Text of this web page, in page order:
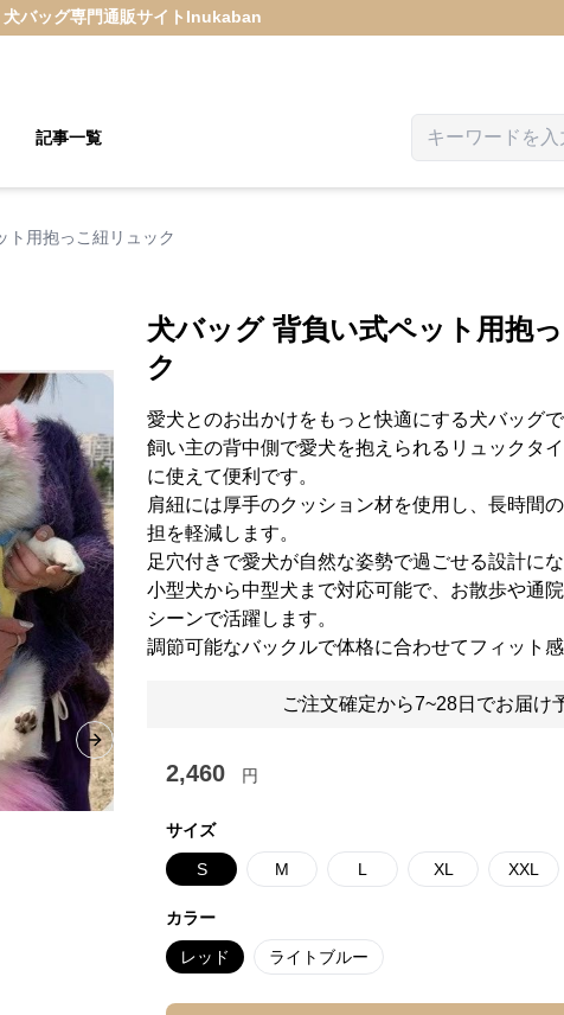
犬バッグ専門通販サイト Inukaban
記事一覧
ト用抱っこ紐リュック
Next slide
犬バッグ 背負い式ペット用抱
ク
愛犬とのお出かけをもっと快適にする犬バッグで
飼い主の背中側で愛犬を抱えられるリュックタ
に使えて便利です。
肩紐には厚手のクッション材を使用し、長時間
担を軽減します。
足穴付きで愛犬が自然な姿勢で過ごせる設計にな
小型犬から中型犬まで対応可能で、お散歩や通
シーンで活躍します。
調節可能なバックルで体格に合わせてフィット感
ご注文確定から7~28日でお届け
2,460 円
サイズ
S M L XL XXL
カラー
レッド ライトブルー